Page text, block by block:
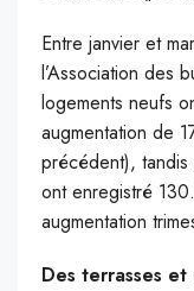
Entre janvier et
l’Association des
logements neufs
augmentation de
précédent),
ont enregistré
augmentation
Des terrasses